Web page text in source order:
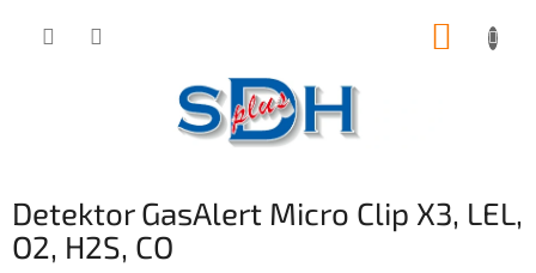
Detektor GasAlert Micro Clip X3, LEL,
O2, H2S, CO